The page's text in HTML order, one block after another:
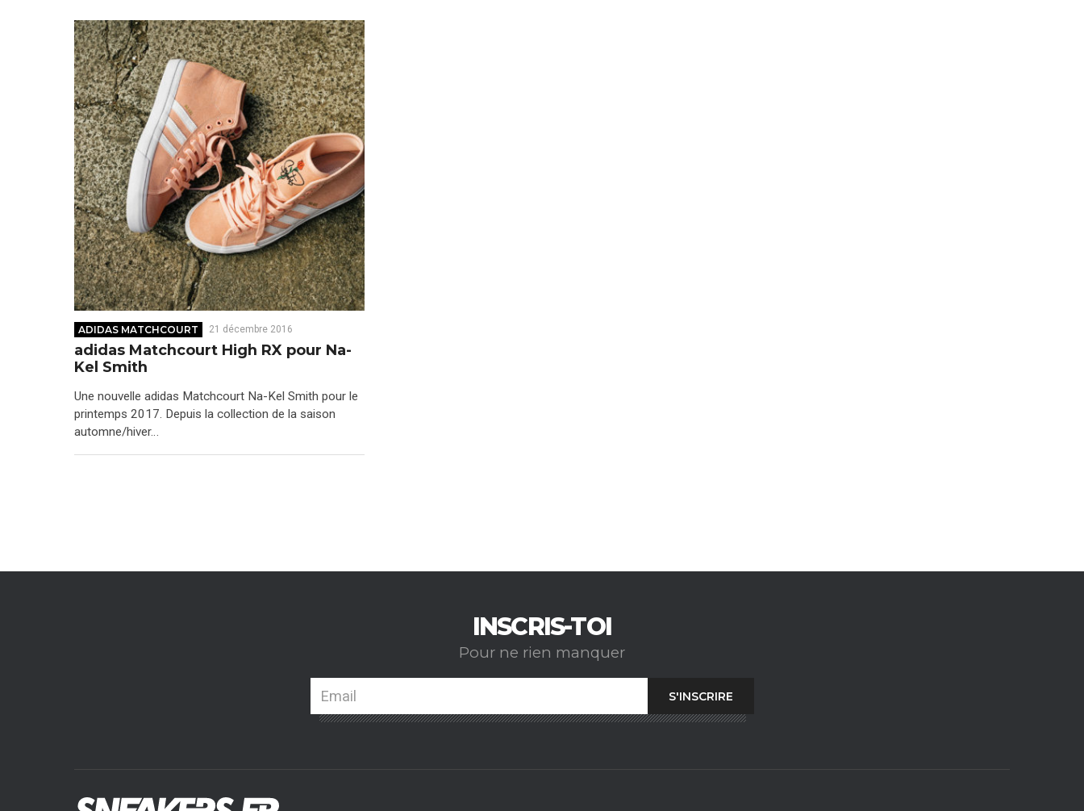
ADIDAS MATCHCOURT 21 décembre 2016
adidas Matchcourt High RX pour Na-
Kel Smith
Une nouvelle adidas Matchcourt Na-Kel Smith pour le
printemps 2017. Depuis la collection de la saison
automne/hiver…
INSCRIS-TOI
Pour ne rien manquer